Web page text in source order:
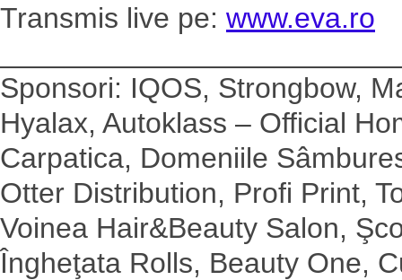
Transmis live pe: www.eva.ro
Sponsori: IQOS, Strongbow,
Hyalax, Autoklass – Official
Carpatica, Domeniile
Otter Distribution, Profi Print,
Voinea Hair&Beauty Salon,
Îngheţata Rolls, Beauty One,